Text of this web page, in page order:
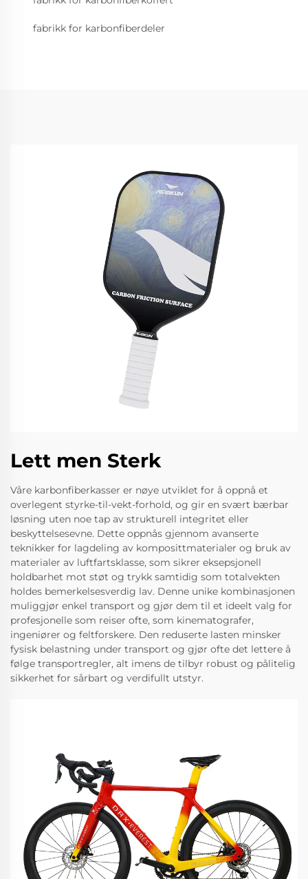
fabrikk for karbonfiberdeler
Lett men Sterk
Våre karbonfiberkasser er nøye utviklet for å oppnå et
overlegent styrke-til-vekt-forhold, og gir en svært bærbar
løsning uten noe tap av strukturell integritet eller
beskyttelsesevne. Dette oppnås gjennom avanserte
teknikker for lagdeling av komposittmaterialer og bruk av
materialer av luftfartsklasse, som sikrer eksepsjonell
holdbarhet mot støt og trykk samtidig som totalvekten
holdes bemerkelsesverdig lav. Denne unike kombinasjonen
muliggjør enkel transport og gjør dem til et ideelt valg for
profesjonelle som reiser ofte, som kinematografer,
ingeniører og feltforskere. Den reduserte lasten minsker
fysisk belastning under transport og gjør ofte det lettere å
følge transportregler, alt imens de tilbyr robust og pålitelig
sikkerhet for sårbart og verdifullt utstyr.